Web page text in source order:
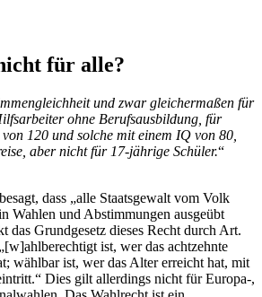
für alle?
und zwar gleichermaßen für
ohne Berufsausbildung, für
120 und solche mit einem IQ von 80,
aber nicht für 17-jährige Schüler.“
dass „alle Staatsgewalt vom Volk
Wahlen und Abstimmungen ausgeübt
das Grundgesetz dieses Recht durch Art.
ist, wer das achtzehnte
wählbar ist, wer das Alter erreicht hat, mit
Dies gilt allerdings nicht für Europa-,